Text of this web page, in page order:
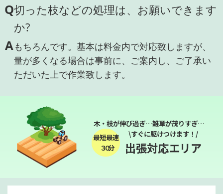
Q切った枝などの処理は、お願いできます
か?
Aもちろんです。基本は料金内で対応致しますが、
量が多くなる場合は事前に、ご案内し、ご了承い
ただいた上で作業致します。
木・枝が伸び過ぎ…雑草が茂りすぎ…
最短最速
３０分
\すぐに駆けつけます！/
出張対応エリア